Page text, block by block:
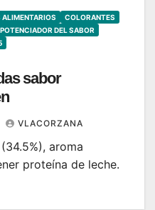
COLORANTES
POTENCIADOR DEL SABOR
sabor
VLACORZANA
aroma
proteína de leche.